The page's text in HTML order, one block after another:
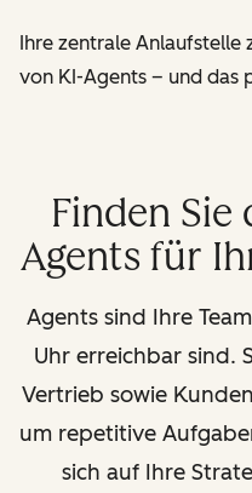
Ihre zentrale Anlaufstelle
von KI-Agents – und
Finden Sie
Agents für
Agents sind Ihre
Uhr erreichbar sind.
Vertrieb sowie
um repetitive
sich auf Ihre